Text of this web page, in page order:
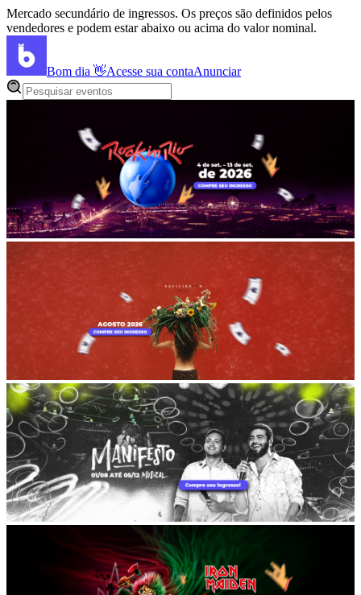
Mercado secundário de ingressos. Os preços são definidos pelos
vendedores e podem estar abaixo ou acima do valor nominal.
Bom dia 👋Acesse sua contaAnunciar